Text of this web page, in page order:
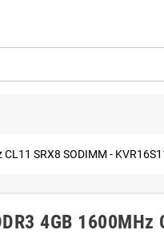
SRX8 SODIMM -
4GB 1600MHz